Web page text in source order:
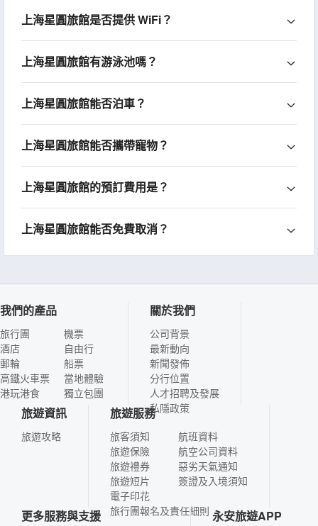
上海星圓旅館是否提供 WiFi？
上海星圓旅館有游泳池嗎？
上海星圓旅館能否泊車？
上海星圓旅館能否攜帶寵物？
上海星圓旅館的預訂費用是？
上海星圓旅館能否免費取消？
我們的產品
旅行團
酒店
郵輪
高鐵火車票
港玩港食
機票
自由行
船票
當地體驗
獨立包團
關於我們
公司背景
最新動向
新聞發佈
分行位置
人才招聘及發展
私隱政策
旅遊資訊
旅遊攻略
旅遊服務
旅客須知
旅遊保險
旅遊禮券
旅遊短片
電子印花
航班資料
航空公司資料
惡劣天氣通知
簽證及入境須知
旅行團報名及責任細則
更多服務與支援 永安旅遊APP